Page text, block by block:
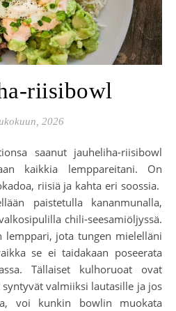
riisibowl
2026
kaikkia lemppareitani. On
riisiä ja kahta eri soossia.
paistetulla kananmunalla,
chili-seesamiöljyssä.
lemppari, jota tungen mielelläni
se ei taidakaan poseerata
Tällaiset kulhoruoat ovat
valmiiksi lautasille ja jos
voi kunkin bowlin muokata